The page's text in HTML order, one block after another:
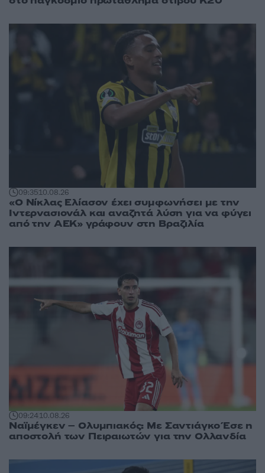
09:3510.08.26
«Ο Νίκλας Ελίασον έχει συμφωνήσει με την
Ιντερνασιονάλ και αναζητά λύση για να φύγει
από την ΑΕΚ» γράφουν στη Βραζιλία
09:2410.08.26
Ναϊμέγκεν – Ολυμπιακός: Με Σαντιάγκο Έσε η
αποστολή των Πειραιωτών για την Ολλανδία